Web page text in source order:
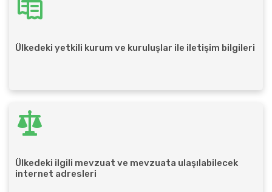
Ülkedeki yetkili kurum ve kuruluşlar ile iletişim bilgileri
Ülkedeki ilgili mevzuat ve mevzuata ulaşılabilecek
internet adresleri